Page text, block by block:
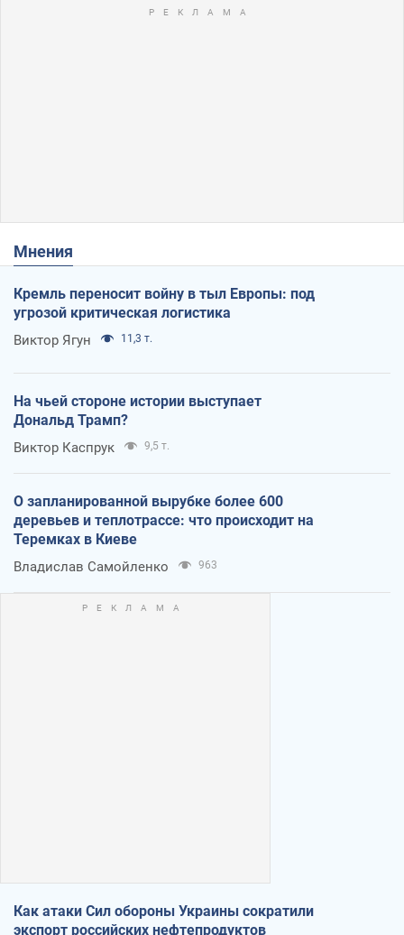
Мнения
Кремль переносит войну в тыл Европы: под
угрозой критическая логистика
Виктор Ягун 11,3 т.
На чьей стороне истории выступает
Дональд Трамп?
Виктор Каспрук 9,5 т.
О запланированной вырубке более 600
деревьев и теплотрассе: что происходит на
Теремках в Киеве
Владислав Самойленко 963
Как атаки Сил обороны Украины сократили
экспорт российских нефтепродуктов